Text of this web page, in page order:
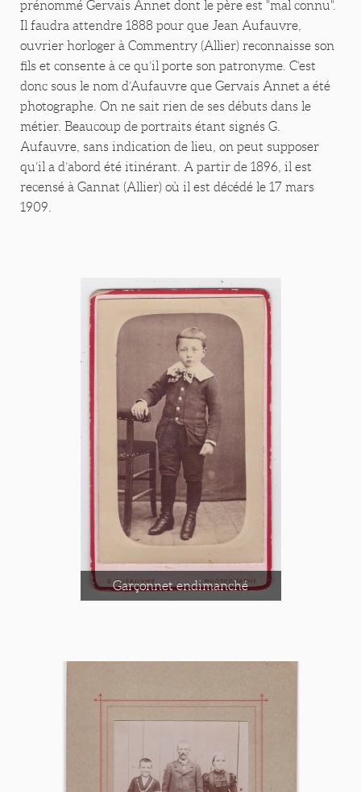
prénommé Gervais Annet dont le père est "mal connu".
Il faudra attendre 1888 pour que Jean Aufauvre,
ouvrier horloger à Commentry (Allier) reconnaisse son
fils et consente à ce qu’il porte son patronyme. C’est
donc sous le nom d’Aufauvre que Gervais Annet a été
photographe. On ne sait rien de ses débuts dans le
métier. Beaucoup de portraits étant signés G.
Aufauvre, sans indication de lieu, on peut supposer
qu’il a d’abord été itinérant. A partir de 1896, il est
recensé à Gannat (Allier) où il est décédé le 17 mars
1909.
Garçonnet endimanché